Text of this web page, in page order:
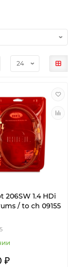
206SW 1.4 HDi
/ to ch 09155
₽